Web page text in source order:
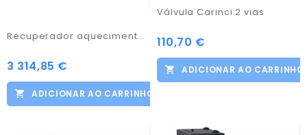
Recuperador aquecimento central - Carinci
3 314,85 €
ADICIONAR AO CARRINHO
Válvula Carinci 2 vias
110,70 €
ADICIONAR AO CARRINHO